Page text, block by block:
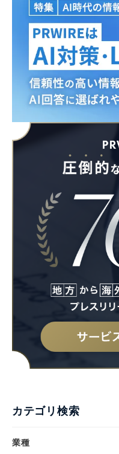
カテゴリ検索
業種